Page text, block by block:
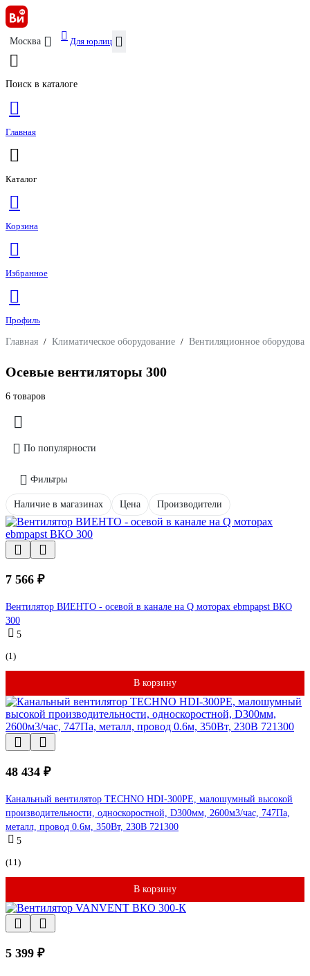
Москва Для юрлиц
Поиск в каталоге
Главная
Каталог
Корзина
Избранное
Профиль
Главная / Климатическое оборудование / Вентиляционное
Осевые вентиляторы 300
6 товаров
По популярности
Фильтры
Наличие в магазинах Цена Производители
7 566 ₽
Вентилятор ВИЕНТО - осевой в канале на Q моторах ebmpapst ВКО
300
5
(1)
В корзину
48 434 ₽
Канальный вентилятор TECHNO HDI-300PE, малошумный высокой
производительности, односкоростной, D300мм, 2600м3/час, 747Па,
металл, провод 0.6м, 350Вт, 230В 721300
5
(11)
В корзину
5 399 ₽